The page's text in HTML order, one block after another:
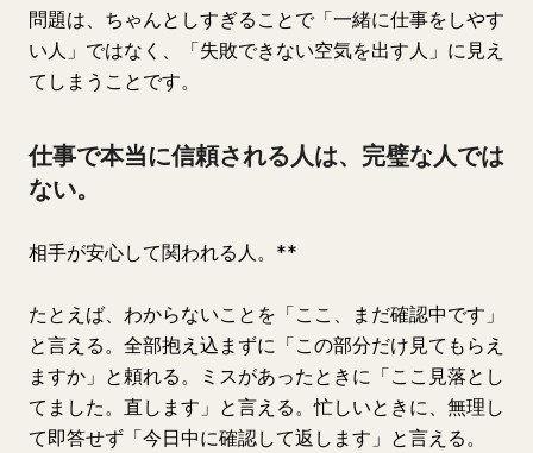
問題は、ちゃんとしすぎることで「一緒に仕事をしやす
い人」ではなく、「失敗できない空気を出す人」に見え
てしまうことです。
仕事で本当に信頼される人は、完璧な人では
ない。
相手が安心して関われる人。**
たとえば、わからないことを「ここ、まだ確認中です」
と言える。全部抱え込まずに「この部分だけ見てもらえ
ますか」と頼れる。ミスがあったときに「ここ見落とし
てました。直します」と言える。忙しいときに、無理し
て即答せず「今日中に確認して返します」と言える。